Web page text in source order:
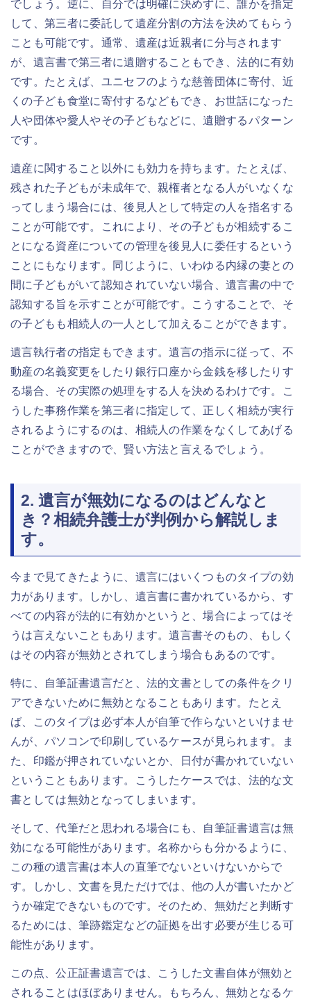
でしょう。逆に、自分では明確に決めずに、誰かを指定
して、第三者に委託して遺産分割の方法を決めてもらう
ことも可能です。通常、遺産は近親者に分与されます
が、遺言書で第三者に遺贈することもでき、法的に有効
です。たとえば、ユニセフのような慈善団体に寄付、近
くの子ども食堂に寄付するなどもでき、お世話になった
人や団体や愛人やその子どもなどに、遺贈するパターン
です。
遺産に関すること以外にも効力を持ちます。たとえば、
残された子どもが未成年で、親権者となる人がいなくな
ってしまう場合には、後見人として特定の人を指名する
ことが可能です。これにより、その子どもが相続するこ
とになる資産についての管理を後見人に委任するという
ことにもなります。同じように、いわゆる内縁の妻との
間に子どもがいて認知されていない場合、遺言書の中で
認知する旨を示すことが可能です。こうすることで、そ
の子どもも相続人の一人として加えることができます。
遺言執行者の指定もできます。遺言の指示に従って、不
動産の名義変更をしたり銀行口座から金銭を移したりす
る場合、その実際の処理をする人を決めるわけです。こ
うした事務作業を第三者に指定して、正しく相続が実行
されるようにするのは、相続人の作業をなくしてあげる
ことができますので、賢い方法と言えるでしょう。
2. 遺言が無効になるのはどんなと
き？相続弁護士が判例から解説しま
す。
今まで見てきたように、遺言にはいくつものタイプの効
力があります。しかし、遺言書に書かれているから、す
べての内容が法的に有効かというと、場合によってはそ
うは言えないこともあります。遺言書そのもの、もしく
はその内容が無効とされてしまう場合もあるのです。
特に、自筆証書遺言だと、法的文書としての条件をクリ
アできないために無効となることもあります。たとえ
ば、このタイプは必ず本人が自筆で作らないといけませ
んが、パソコンで印刷しているケースが見られます。ま
た、印鑑が押されていないとか、日付が書かれていない
ということもあります。こうしたケースでは、法的な文
書としては無効となってしまいます。
そして、代筆だと思われる場合にも、自筆証書遺言は無
効になる可能性があります。名称からも分かるように、
この種の遺言書は本人の直筆でないといけないからで
す。しかし、文書を見ただけでは、他の人が書いたかど
うか確定できないものです。そのため、無効だと判断す
るためには、筆跡鑑定などの証拠を出す必要が生じる可
能性があります。
この点、公正証書遺言では、こうした文書自体が無効と
されることはほぼありません。もちろん、無効となるケ